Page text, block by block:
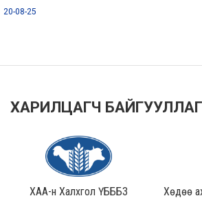
20-08-25
ХАРИЛЦАГЧ
ХАА-н Халхгол ҮБББЗ Хөдөө